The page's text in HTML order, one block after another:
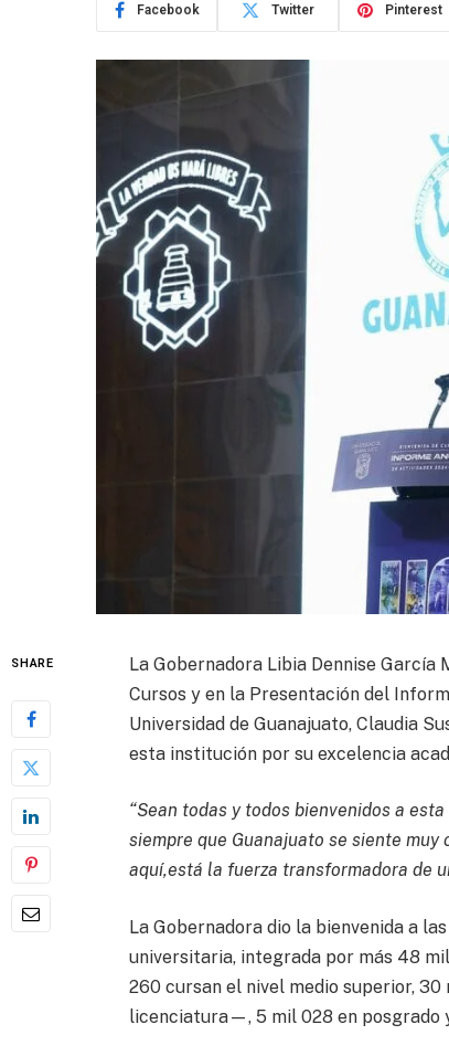
Facebook Twitter Pinterest
SHARE
La Gobernadora Libia Dennise García
Cursos y en la Presentación del
Universidad de Guanajuato, Claudia
esta institución por su excelencia
“Sean todas y todos bienvenidos a
siempre que Guanajuato se siente
aquí,está la fuerza transformadora de
La Gobernadora dio la bienvenida a
universitaria, integrada por más 48
260 cursan el nivel medio superior,
licenciatura—, 5 mil 028 en posgrado